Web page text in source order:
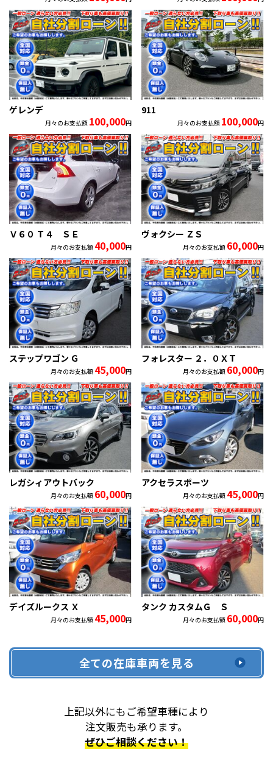
ゲレンデ
月々のお支払額 100,000円
911
月々のお支払額 100,000円
Ｖ６０ Ｔ４ ＳＥ
月々のお支払額 40,000円
ヴォクシー ＺＳ
月々のお支払額 60,000円
ステップワゴン Ｇ
月々のお支払額 45,000円
フォレスター ２．０ＸＴ
月々のお支払額 60,000円
レガシィアウトバック
月々のお支払額 60,000円
アクセラスポーツ
月々のお支払額 45,000円
デイズルークス Ｘ
月々のお支払額 45,000円
タンク カスタムＧ Ｓ
月々のお支払額 60,000円
全ての在庫車両を見る
上記以外にもご希望車種により
注文販売も承ります。
ぜひご相談ください！